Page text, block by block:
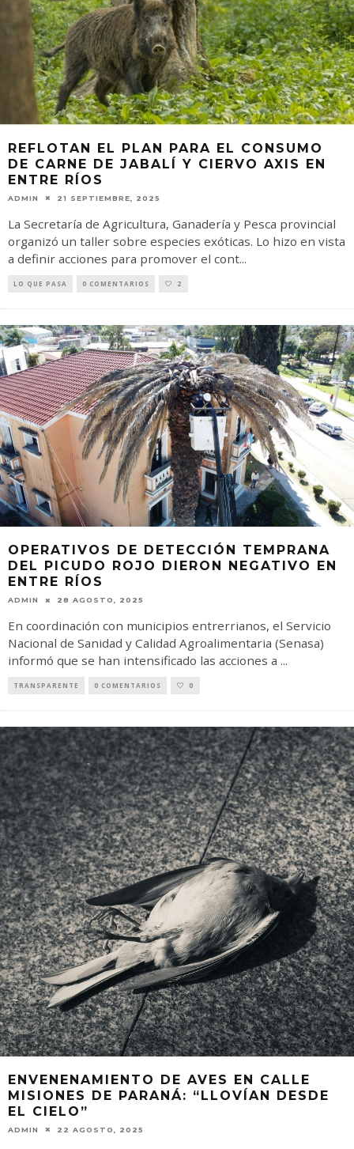
REFLOTAN EL PLAN PARA EL CONSUMO
DE CARNE DE JABALÍ Y CIERVO AXIS EN
ENTRE RÍOS
ADMIN 21 SEPTIEMBRE, 2025
La Secretaría de Agricultura, Ganadería y Pesca provincial
organizó un taller sobre especies exóticas. Lo hizo en vista
a definir acciones para promover el cont...
LO QUE PASA 0 COMENTARIOS 2
OPERATIVOS DE DETECCIÓN TEMPRANA
DEL PICUDO ROJO DIERON NEGATIVO EN
ENTRE RÍOS
ADMIN 28 AGOSTO, 2025
En coordinación con municipios entrerrianos, el Servicio
Nacional de Sanidad y Calidad Agroalimentaria (Senasa)
informó que se han intensificado las acciones a ...
TRANSPARENTE 0 COMENTARIOS 0
ENVENENAMIENTO DE AVES EN CALLE
MISIONES DE PARANÁ: “LLOVÍAN DESDE
EL CIELO”
ADMIN 22 AGOSTO, 2025